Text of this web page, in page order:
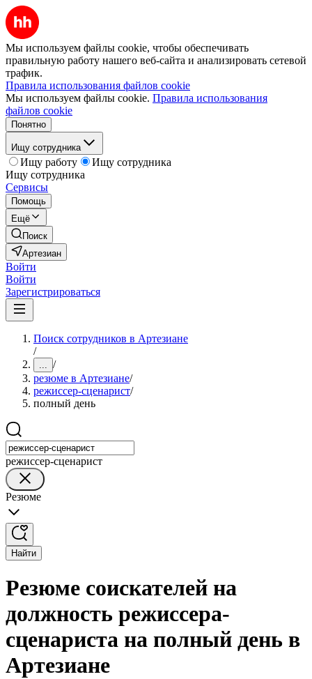
Мы используем файлы cookie, чтобы обеспечивать
правильную работу нашего веб-сайта и анализировать сетевой
трафик.
Правила использования файлов cookie
Мы используем файлы cookie. Правила использования
файлов cookie
Понятно
Ищу сотрудника
Ищу работу
Ищу сотрудника
Ищу сотрудника
Сервисы
Помощь
Ещё
Поиск
Артезиан
Войти
Войти
Зарегистрироваться
Поиск сотрудников в Артезиане
/
... /
резюме в Артезиане/
режиссер-сценарист/
полный день
режиссер-сценарист
Резюме
Найти
Резюме соискателей на
должность режиссера-
сценариста на полный день в
Артезиане